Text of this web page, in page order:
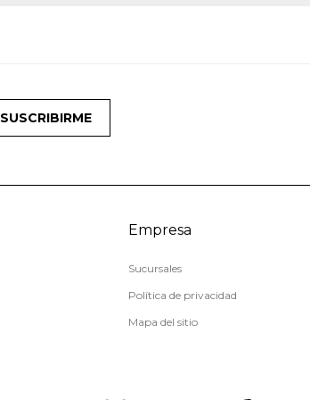
SUSCRIBIRME
Empresa
Sucursales
Política de privacidad
Mapa del sitio